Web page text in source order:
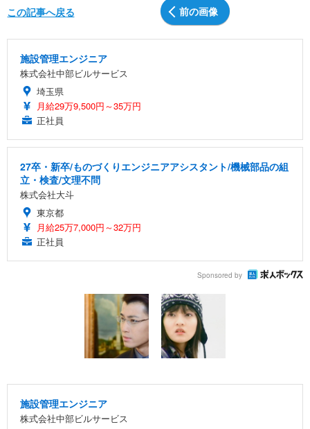
前の画像
この記事へ戻る
施設管理エンジニア
株式会社中部ビルサービス
埼玉県
月給29万9,500円～35万円
正社員
27卒・新卒/ものづくりエンジニアアシスタント/機械部品の組
立・検査/文理不問
株式会社大斗
東京都
月給25万7,000円～32万円
正社員
Sponsored by
施設管理エンジニア
株式会社中部ビルサービス